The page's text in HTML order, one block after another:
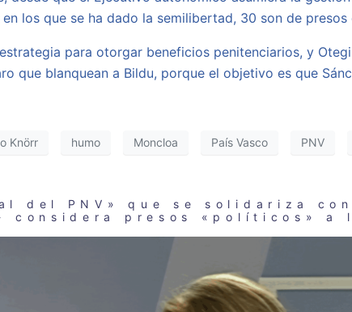
los que se ha dado la semilibertad, 30 son de presos
para otorgar beneficios penitenciarios, y
que blanquean a Bildu, porque el objetivo es que
Knörr humo Moncloa País Vasco PNV
del PNV» que se solidariza
presos «políticos» a